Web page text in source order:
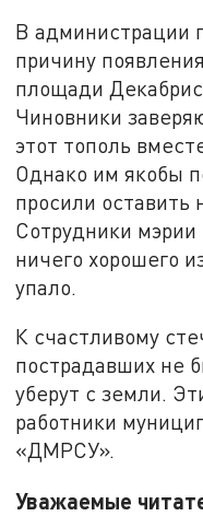
В администрации
причину
площади
Чиновники
этот тополь
Однако им якобы
просили оставить
Сотрудники
ничего хорошего
упало.
К счастливому
пострадавших не
уберут с земли.
работники
«ДМРСУ».
Уважаемые